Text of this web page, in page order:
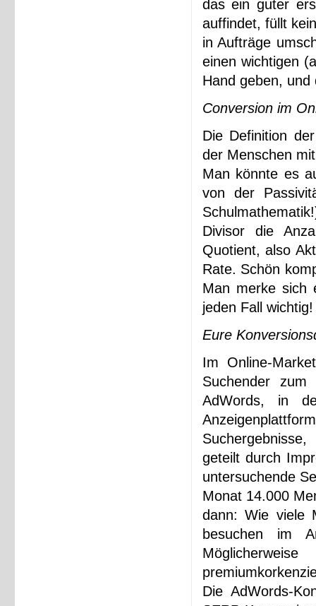
das ein guter
auffindet, füllt
in Aufträge
einen wichtigen
Hand geben,
Conversion im
Die Definition
der Menschen
Man könnte es
von der
Divisor die
Quotient, also
Rate. Schön
Man merke sich
jeden Fall wichtig!
Eure
Im Online-
Suchender
AdWords, in
geteilt durch
untersuchende
Monat 14.000
dann: Wie viele
besuchen im
Die AdWords-